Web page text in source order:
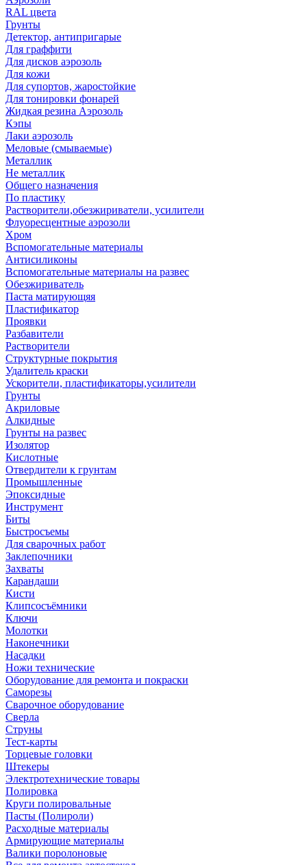
RAL цвета
Грунты
Детектор, антипригарые
Для граффити
Для дисков аэрозоль
Для кожи
Для супортов, жаростойкие
Для тонировки фонарей
Жидкая резина Аэрозоль
Кэпы
Лаки аэрозоль
Меловые (смываемые)
Металлик
Не металлик
Общего назначения
По пластику
Растворители,обезжириватели, усилители
Флуоресцентные аэрозоли
Хром
Вспомогательные материалы
Антисиликоны
Вспомогательные материалы на развес
Обезжириватель
Паста матирующяя
Пластификатор
Проявки
Разбавители
Растворители
Структурные покрытия
Удалитель краски
Ускорители, пластификаторы,усилители
Грунты
Акриловые
Алкидные
Грунты на развес
Изолятор
Кислотные
Отвердители к грунтам
Промышленные
Эпоксидные
Инструмент
Биты
Быстросъемы
Для сварочных работ
Заклепочники
Захваты
Карандаши
Кисти
Клипсосъёмники
Ключи
Молотки
Наконечники
Насадки
Ножи технические
Оборудование для ремонта и покраски
Саморезы
Сварочное оборудование
Сверла
Струны
Тест-карты
Торцевые головки
Штекеры
Электротехнические товары
Полировка
Круги полировальные
Пасты (Полироли)
Расходные материалы
Армирующие материалы
Валики поролоновые